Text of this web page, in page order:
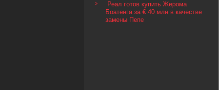
Реал готов купить Жерома
Боатенга за € 40 млн в качестве
замены Пепе